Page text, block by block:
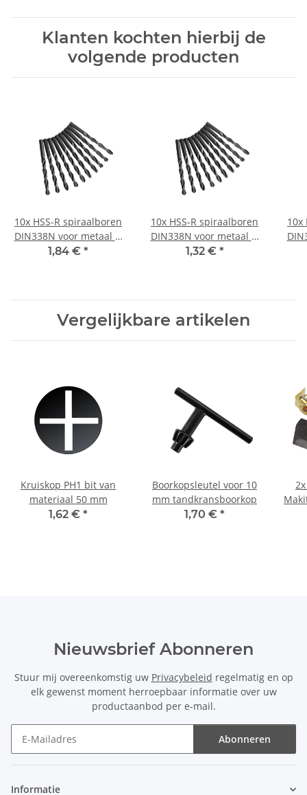
Klanten kochten hierbij de
volgende producten
10x HSS-R spiraalboren
DIN338N voor metaal Ø
3,2 mm
1,84 € *
10x HSS-R spiraalboren
DIN338N voor metaal Ø
0,6 mm
1,32 € *
10x
Vergelijkbare artikelen
Kruiskop PH1 bit van
materiaal 50 mm
1,62 € *
Boorkopsleutel voor 10
mm tandkransboorkop
1,70 € *
Nieuwsbrief Abonneren
Stuur mij overeenkomstig uw Privacybeleid regelmatig en op
elk gewenst moment herroepbaar informatie over uw
productaanbod per e-mail.
Abonneren
Informatie